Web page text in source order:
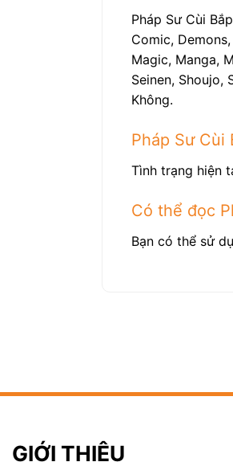
Pháp Sư Cùi
Comic,
Magic, Manga,
Seinen, Shoujo,
Không.
Pháp Sư Cùi
Tình trạng hiện
Có thể đọc
Bạn có thể sử
GIỚI THIỆU